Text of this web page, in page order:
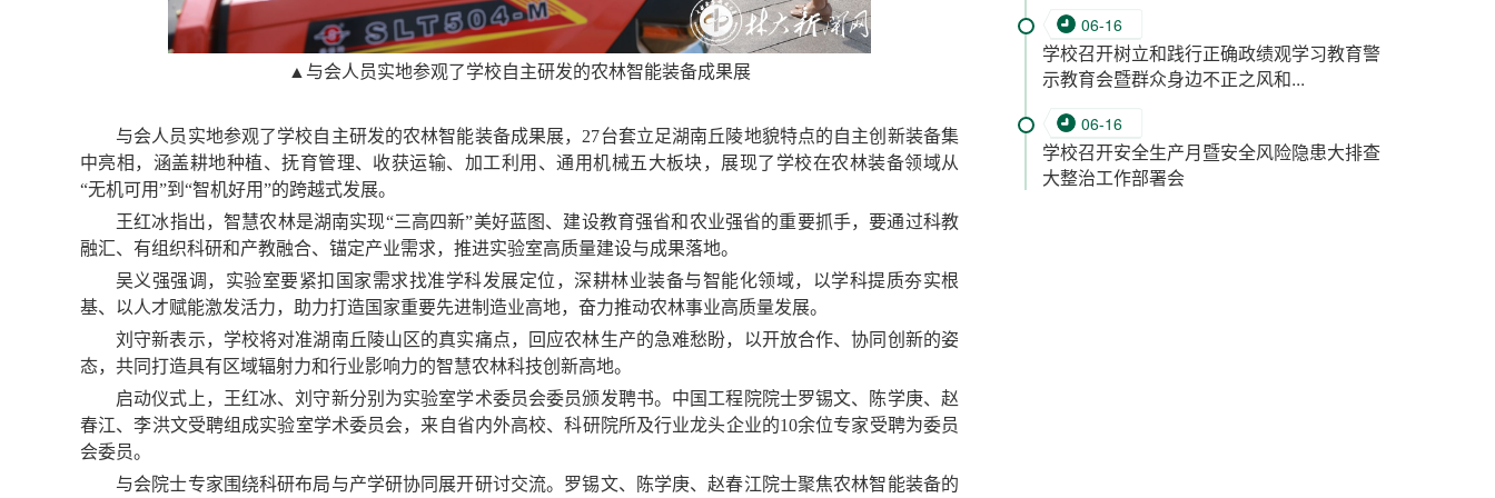
▲ 与会人员实地参观了学校自主研发的农林智能装备成果展
与会人员实地参观了学校自主研发的农林智能装备成果展，27台套立足湖南丘陵地貌特点的自主创新装备集
中亮相，涵盖耕地种植、抚育管理、收获运输、加工利用、通用机械五大板块，展现了学校在农林装备领域从
“无机可用”到“智机好用”的跨越式发展。
王红冰指出，智慧农林是湖南实现“三高四新”美好蓝图、建设教育强省和农业强省的重要抓手，要通过科教
融汇、有组织科研和产教融合、锚定产业需求，推进实验室高质量建设与成果落地。
吴义强强调，实验室要紧扣国家需求找准学科发展定位，深耕林业装备与智能化领域，以学科提质夯实根
基、以人才赋能激发活力，助力打造国家重要先进制造业高地，奋力推动农林事业高质量发展。
刘守新表示，学校将对准湖南丘陵山区的真实痛点，回应农林生产的急难愁盼，以开放合作、协同创新的姿
态，共同打造具有区域辐射力和行业影响力的智慧农林科技创新高地。
启动仪式上，王红冰、刘守新分别为实验室学术委员会委员颁发聘书。中国工程院院士罗锡文、陈学庚、赵
春江、李洪文受聘组成实验室学术委员会，来自省内外高校、科研院所及行业龙头企业的10余位专家受聘为委员
会委员。
与会院士专家围绕科研布局与产学研协同展开研讨交流。罗锡文、陈学庚、赵春江院士聚焦农林智能装备的
06-16
学校召开树立和践行正确政绩观学习教育警
示教育会暨群众身边不正之风和...
06-16
学校召开安全生产月暨安全风险隐患大排查
大整治工作部署会